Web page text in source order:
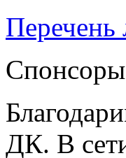
Перечень
Спонсоры
ДК. В